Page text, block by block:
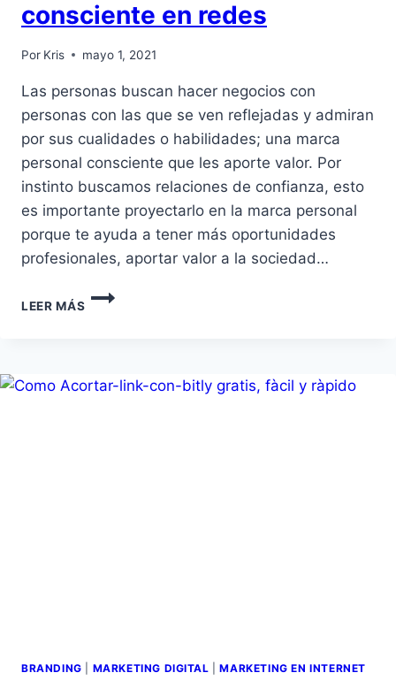
consciente en redes
Por Kris mayo 1, 2021
Las personas buscan hacer negocios con
personas con las que se ven reflejadas y admiran
por sus cualidades o habilidades; una marca
personal consciente que les aporte valor. Por
instinto buscamos relaciones de confianza, esto
es importante proyectarlo en la marca personal
porque te ayuda a tener más oportunidades
profesionales, aportar valor a la sociedad…
LEER MÁS
BRANDING MARKETING DIGITAL |MARKETING EN INTERNET